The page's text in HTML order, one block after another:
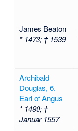
James Beaton
* 1473; † 1539
Archibald
Douglas, 6.
Earl of Angus
* 1490; †
Januar 1557